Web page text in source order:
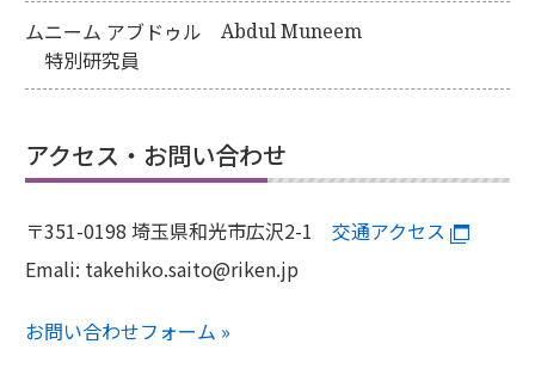
ムニーム アブドゥル Abdul Muneem
特別研究員
アクセス・お問い合わせ
〒351-0198 埼玉県和光市広沢2-1
交通アクセス
Emali: takehiko.saito@riken.jp
お問い合わせフォーム »